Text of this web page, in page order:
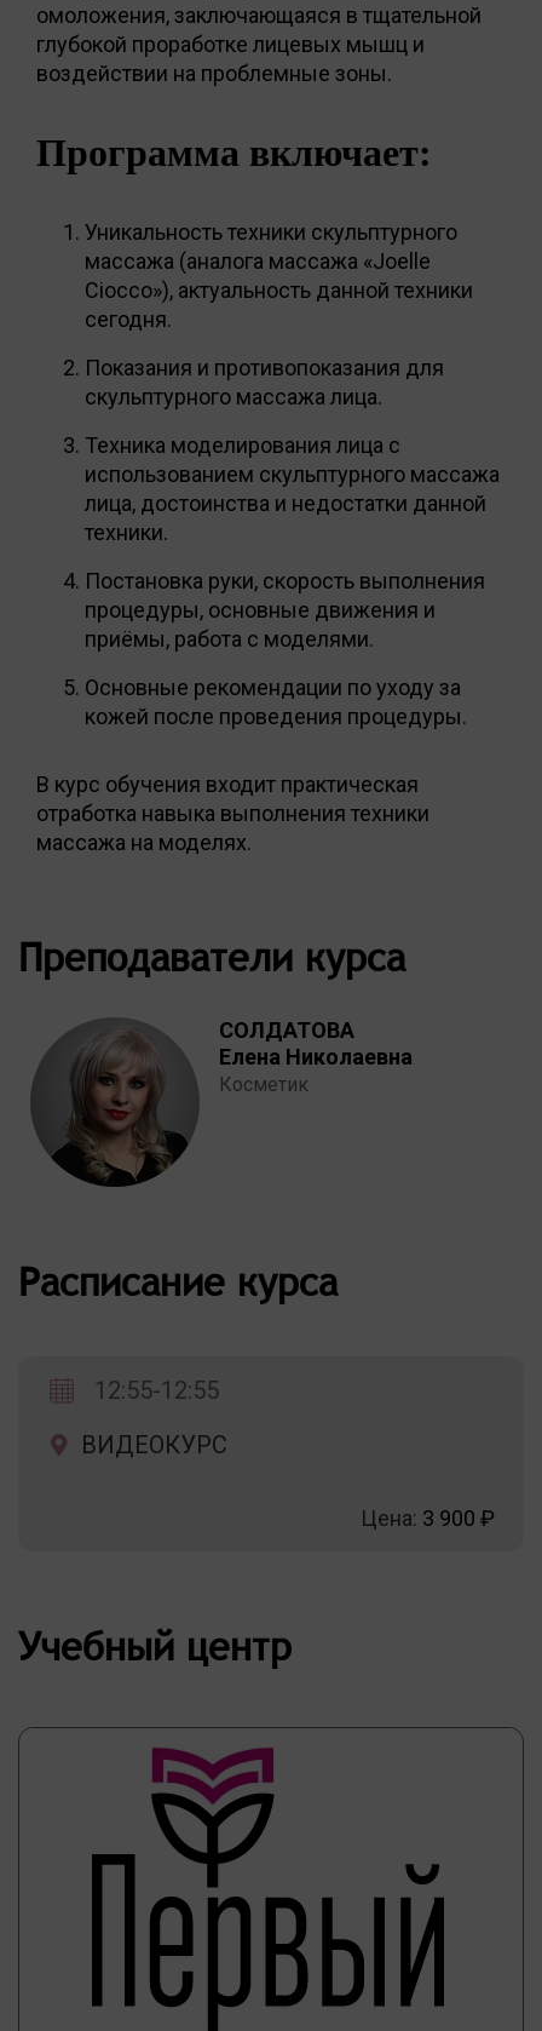
омоложения, заключающаяся в тщательной
глубокой проработке лицевых мышц и
воздействии на проблемные зоны.
Программа включает:
Уникальность техники скульптурного
массажа (аналога массажа «Joelle
Ciocco»), актуальность данной техники
сегодня.
Показания и противопоказания для
скульптурного массажа лица.
Техника моделирования лица с
использованием скульптурного массажа
лица, достоинства и недостатки данной
техники.
Постановка руки, скорость выполнения
процедуры, основные движения и
приёмы, работа с моделями.
Основные рекомендации по уходу за
кожей после проведения процедуры.
В курс обучения входит практическая
отработка навыка выполнения техники
массажа на моделях.
Преподаватели курса
СОЛДАТОВА
Елена Николаевна
Косметик
Расписание курса
12:55-12:55
ВИДЕОКУРС
Цена: 3 900 ₽
Учебный центр